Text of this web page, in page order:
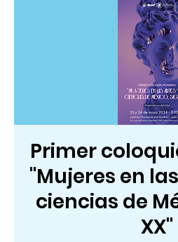
Primer
"Mujeres en
ciencias de
XX"